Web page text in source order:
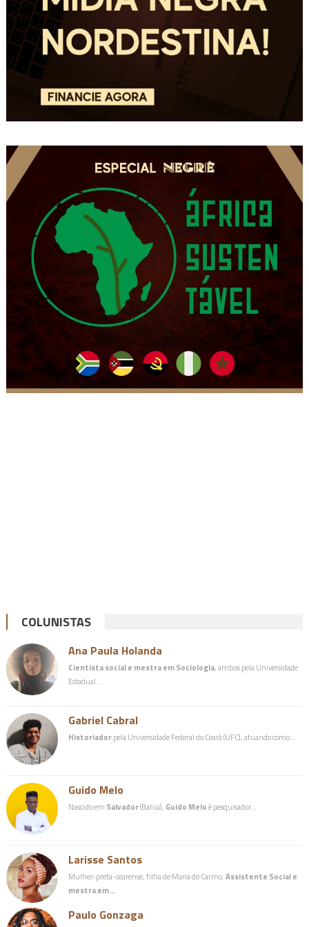
COLUNISTAS
Ana Paula Holanda
Cientista social e mestra em Sociologia, ambos pela Universidade
Estadual…
Gabriel Cabral
Historiadorpela Universidade Federal do Ceará (UFC), atuando como…
Guido Melo
Nascido em Salvador(Bahia), Guido Meloé pesquisador…
Larisse Santos
Mulher-preta-cearense, filha de Maria do Carmo.Assistente Social e
mestra em…
Paulo Gonzaga